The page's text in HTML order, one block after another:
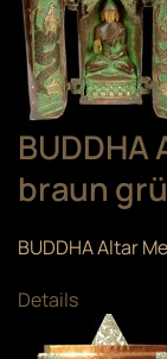
braun
BUDDHA Altar
Details